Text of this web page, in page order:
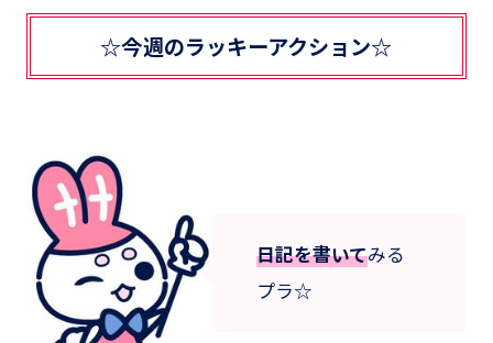
☆今週のラッキーアクション☆
日記を書いてみる
プラ☆